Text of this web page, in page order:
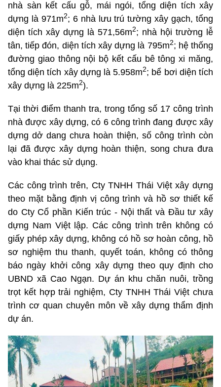
nhà sàn kết cấu gỗ, mái ngói, tổng diện tích xây
dựng là 971m2; 6 nhà lưu trú tường xây gạch, tổng
diện tích xây dựng là 571,56m2; nhà hội trường lễ
tân, tiếp đón, diện tích xây dựng là 795m2; hệ thống
đường giao thông nội bộ kết cấu bê tông xi măng,
tổng diện tích xây dựng là 5.958m2; bể bơi diện tích
xây dựng là 225m2).
Tại thời điểm thanh tra, trong tổng số 17 công trình
nhà được xây dựng, có 6 công trình đang được xây
dựng dở dang chưa hoàn thiện, số công trình còn
lại đã được xây dựng hoàn thiện, song chưa đưa
vào khai thác sử dụng.
Các công trình trên, Cty TNHH Thái Việt xây dựng
theo mặt bằng định vị công trình và hồ sơ thiết kế
do Cty Cổ phần Kiến trúc - Nội thất và Đầu tư xây
dựng Nam Việt lập. Các công trình trên không có
giấy phép xây dựng, không có hồ sơ hoàn công, hồ
sơ nghiệm thu thanh, quyết toán, không có thông
báo ngày khởi công xây dựng theo quy định cho
UBND xã Cao Ngạn. Dự án khu chăn nuôi, trồng
trọt kết hợp trải nghiệm, Cty TNHH Thái Việt chưa
trình cơ quan chuyên môn về xây dựng thẩm định
dự án.